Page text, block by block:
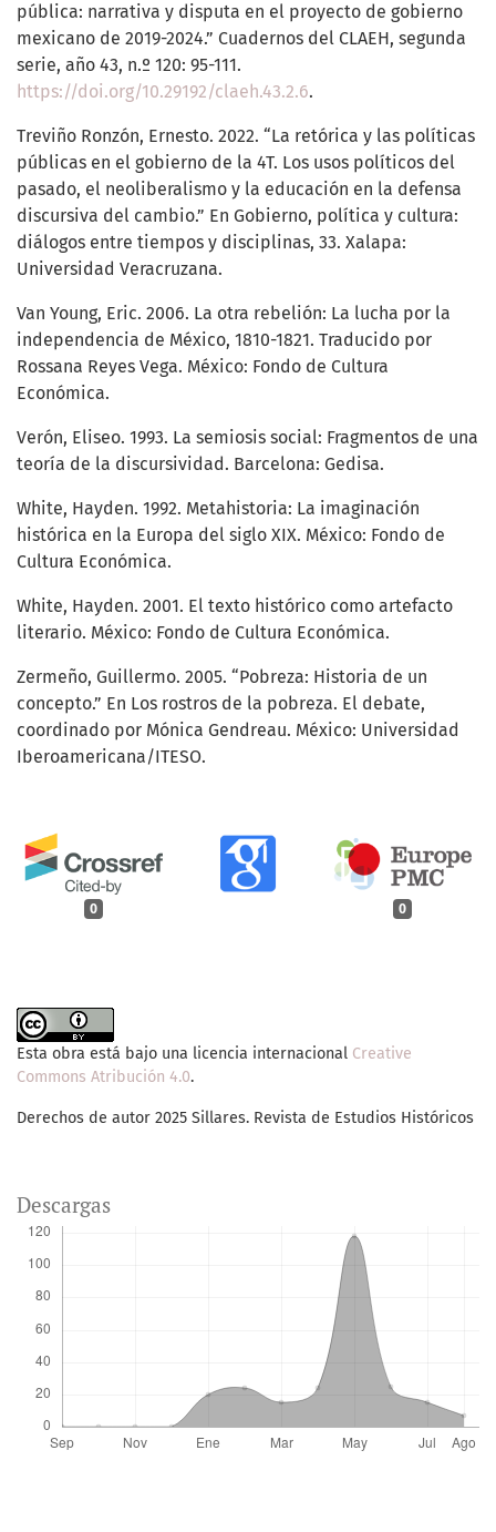
0 0
pública: narrativa y disputa en el proyecto de gobierno
mexicano de 2019-2024.” Cuadernos del CLAEH, segunda
serie, año 43, n.º 120: 95-111.
https://doi.org/10.29192/claeh.43.2.6.
Treviño Ronzón, Ernesto. 2022. “La retórica y las políticas
públicas en el gobierno de la 4T. Los usos políticos del
pasado, el neoliberalismo y la educación en la defensa
discursiva del cambio.” En Gobierno, política y cultura:
diálogos entre tiempos y disciplinas, 33. Xalapa:
Universidad Veracruzana.
Van Young, Eric. 2006. La otra rebelión: La lucha por la
independencia de México, 1810-1821. Traducido por
Rossana Reyes Vega. México: Fondo de Cultura
Económica.
Verón, Eliseo. 1993. La semiosis social: Fragmentos de una
teoría de la discursividad. Barcelona: Gedisa.
White, Hayden. 1992. Metahistoria: La imaginación
histórica en la Europa del siglo XIX. México: Fondo de
Cultura Económica.
White, Hayden. 2001. El texto histórico como artefacto
literario. México: Fondo de Cultura Económica.
Zermeño, Guillermo. 2005. “Pobreza: Historia de un
concepto.” En Los rostros de la pobreza. El debate,
coordinado por Mónica Gendreau. México: Universidad
Iberoamericana/ITESO.
Esta obra está bajo una licencia internacional Creative
Commons Atribución 4.0.
Derechos de autor 2025 Sillares. Revista de Estudios Históricos
Descargas